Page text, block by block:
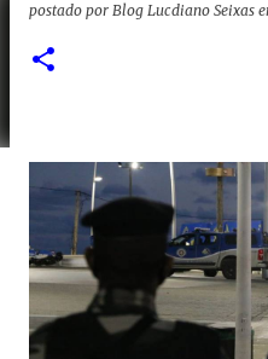
postado por Blog Lucdiano Seixas